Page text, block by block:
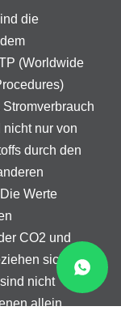
die
(Worldwide
nur von
durch den
Werte
CO2 und
sich
nicht
allein